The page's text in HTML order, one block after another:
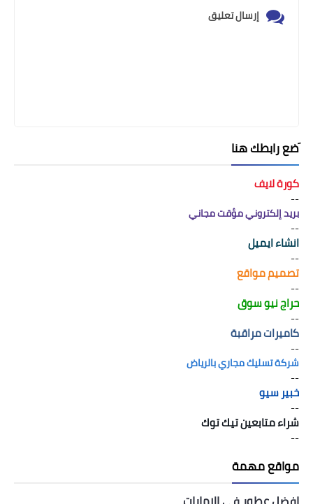
إرسال تعليق
َضع رابطك هنا
كورة لايف
--
بريد إلكتروني مؤقت مجاني
--
انشاء ايميل
--
تصميم مواقع
--
حراج نيو سوق
--
كاميرات مراقبة
--
شركة تسليك مجاري بالرياض
--
خبير سيو
--
شراء متابعين تيك توك
--
مواقع مهمة